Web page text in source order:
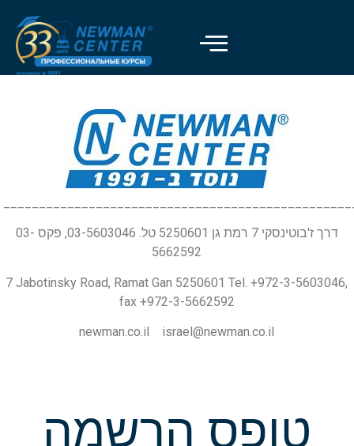
דרך ז'בוטינסקי 7 רמת גן 5250601 טל. 03-5603046, פקס 03-
5662592
7 Jabotinsky Road, Ramat Gan 5250601 Tel. +972-3-5603046,
fax +972-3-5662592
newman.co.il israel@newman.co.il
טופס הרשמה